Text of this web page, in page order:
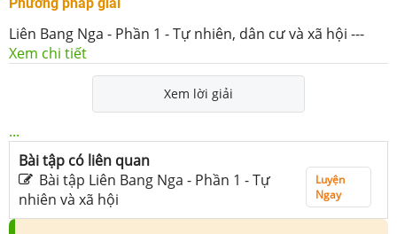
Liên Bang Nga - Phần 1 - Tự nhiên, dân cư và xã hội ---
Xem chi tiết
Xem lời giải
...
Bài tập có liên quan
Bài tập Liên Bang Nga - Phần 1 - Tự
nhiên và xã hội
Luyện
Ngay